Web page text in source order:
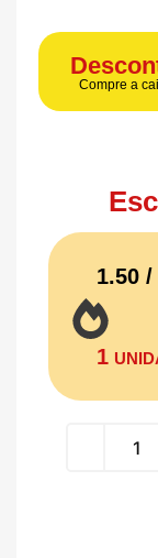
Compre a
1.50 /
1